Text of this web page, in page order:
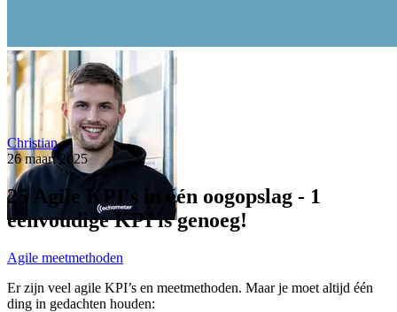
Christian
26 maart 2025
25 Agile KPI's in één oogopslag - 1
eenvoudige KPI is genoeg!
Agile meetmethoden
Er zijn veel agile KPI’s en meetmethoden. Maar je moet altijd één
ding in gedachten houden: